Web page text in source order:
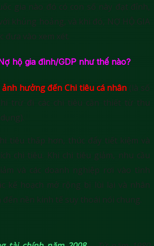
gia nào đó có con số này đạt đỉnh,
khủng hoảng, và khi đó, NỢ HỘ GIA
đưa vào xem xét.
hộ gia đình/GDP như thế nào?
hưởng đến Chi tiêu cá nhân (là số
trừ đi các chi tiêu cần thiết từ thu
tiêu thấp hơn, thúc đẩy tiết kiệm và
chi tiêu. Khi chi tiêu giảm, nhu cầu
và các doanh nghiệp rơi vào tình
kế hoạch mở rộng bị lùi lại và nhân
đến nền kinh tế suy thoái nói chung.